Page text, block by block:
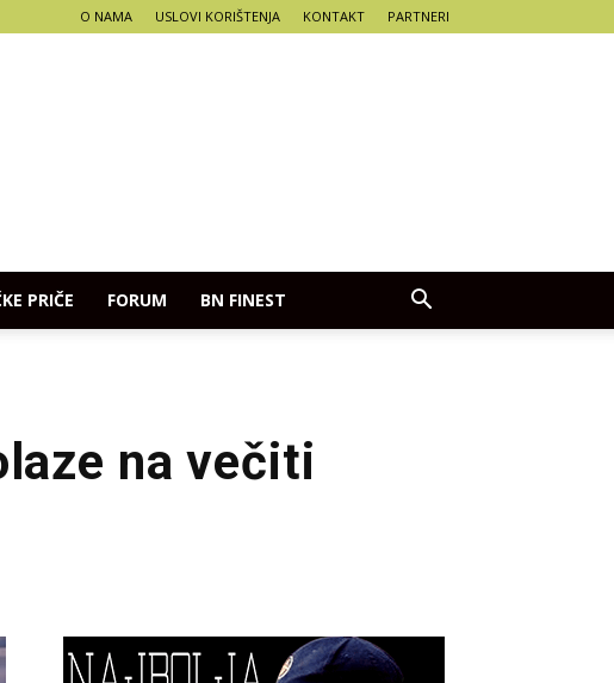
O NAMA USLOVI KORIŠTENJA KONTAKT PARTNERI
PRIČE FORUM BN FINEST
na večiti